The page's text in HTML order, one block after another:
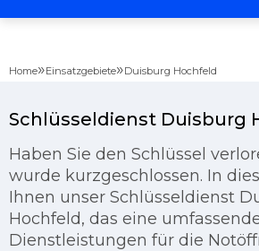
Home»Einsatzgebiete»Duisburg Hochfeld
Schlüsseldienst Duisburg
Haben Sie den Schlüssel
wurde kurzgeschlossen. In
Ihnen unser Schlüsseldienst
Hochfeld, das eine
Dienstleistungen für die